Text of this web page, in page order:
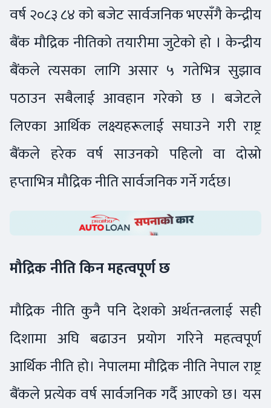
वर्ष २०८३ ८४ को बजेट सार्वजनिक भएसँगै केन्द्रीय
बैंक मौद्रिक नीतिको तयारीमा जुटेको हो । केन्द्रीय
बैंकले त्यसका लागि असार ५ गतेभित्र सुझाव
पठाउन सबैलाई आवहान गरेको छ । बजेटले
लिएका आर्थिक लक्ष्यहरूलाई सघाउने गरी राष्ट्र
बैंकले हरेक वर्ष साउनको पहिलो वा दोस्रो
हप्ताभित्र मौद्रिक नीति सार्वजनिक गर्ने गर्दछ।
मौद्रिक नीति किन महत्वपूर्ण छ
मौद्रिक नीति कुनै पनि देशको अर्थतन्त्रलाई सही
दिशामा अघि बढाउन प्रयोग गरिने महत्वपूर्ण
आर्थिक नीति हो। नेपालमा मौद्रिक नीति नेपाल राष्ट्र
बैंकले प्रत्येक वर्ष सार्वजनिक गर्दै आएको छ। यस